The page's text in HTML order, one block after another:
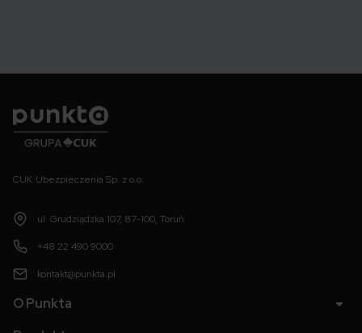
CUK Ubezpieczenia Sp. z o.o.
ul. Grudziądzka 107, 87-100, Toruń
+48 22 490 9000
kontakt@punkta.pl
O Punkta